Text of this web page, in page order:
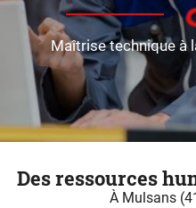
 Adresse email de réception
En cochant cette case, vous consentez
l'adresse email indiqué ci-dessus.
utilisantle formulaire de désinscription.
Maîtrise technique à
Des ressources
À Mulsans